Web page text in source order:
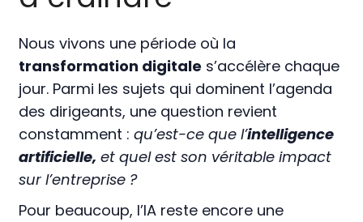
Nous vivons une période où la
transformation digitale s’accélère chaque
jour. Parmi les sujets qui dominent l’agenda
des dirigeants, une question revient
constamment :qu’est-ce que l’intelligence
artificielle, et quel est son véritable impact
sur l’entreprise ?
Pour beaucoup, l’IA reste encore une